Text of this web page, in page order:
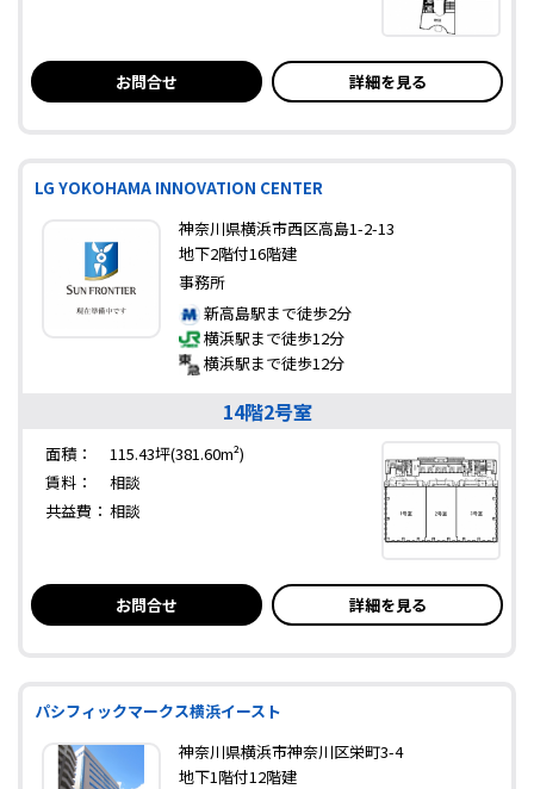
お問合せ 詳細を見る
LG YOKOHAMA INNOVATION CENTER
神奈川県横浜市西区高島1-2-13
地下2階付16階建
事務所
新高島駅まで徒歩2分
横浜駅まで徒歩12分
横浜駅まで徒歩12分
14階2号室
面積：
115.43坪(381.60m²)
賃料：
相談
共益費： 相談
お問合せ 詳細を見る
パシフィックマークス横浜イースト
神奈川県横浜市神奈川区栄町3-4
地下1階付12階建